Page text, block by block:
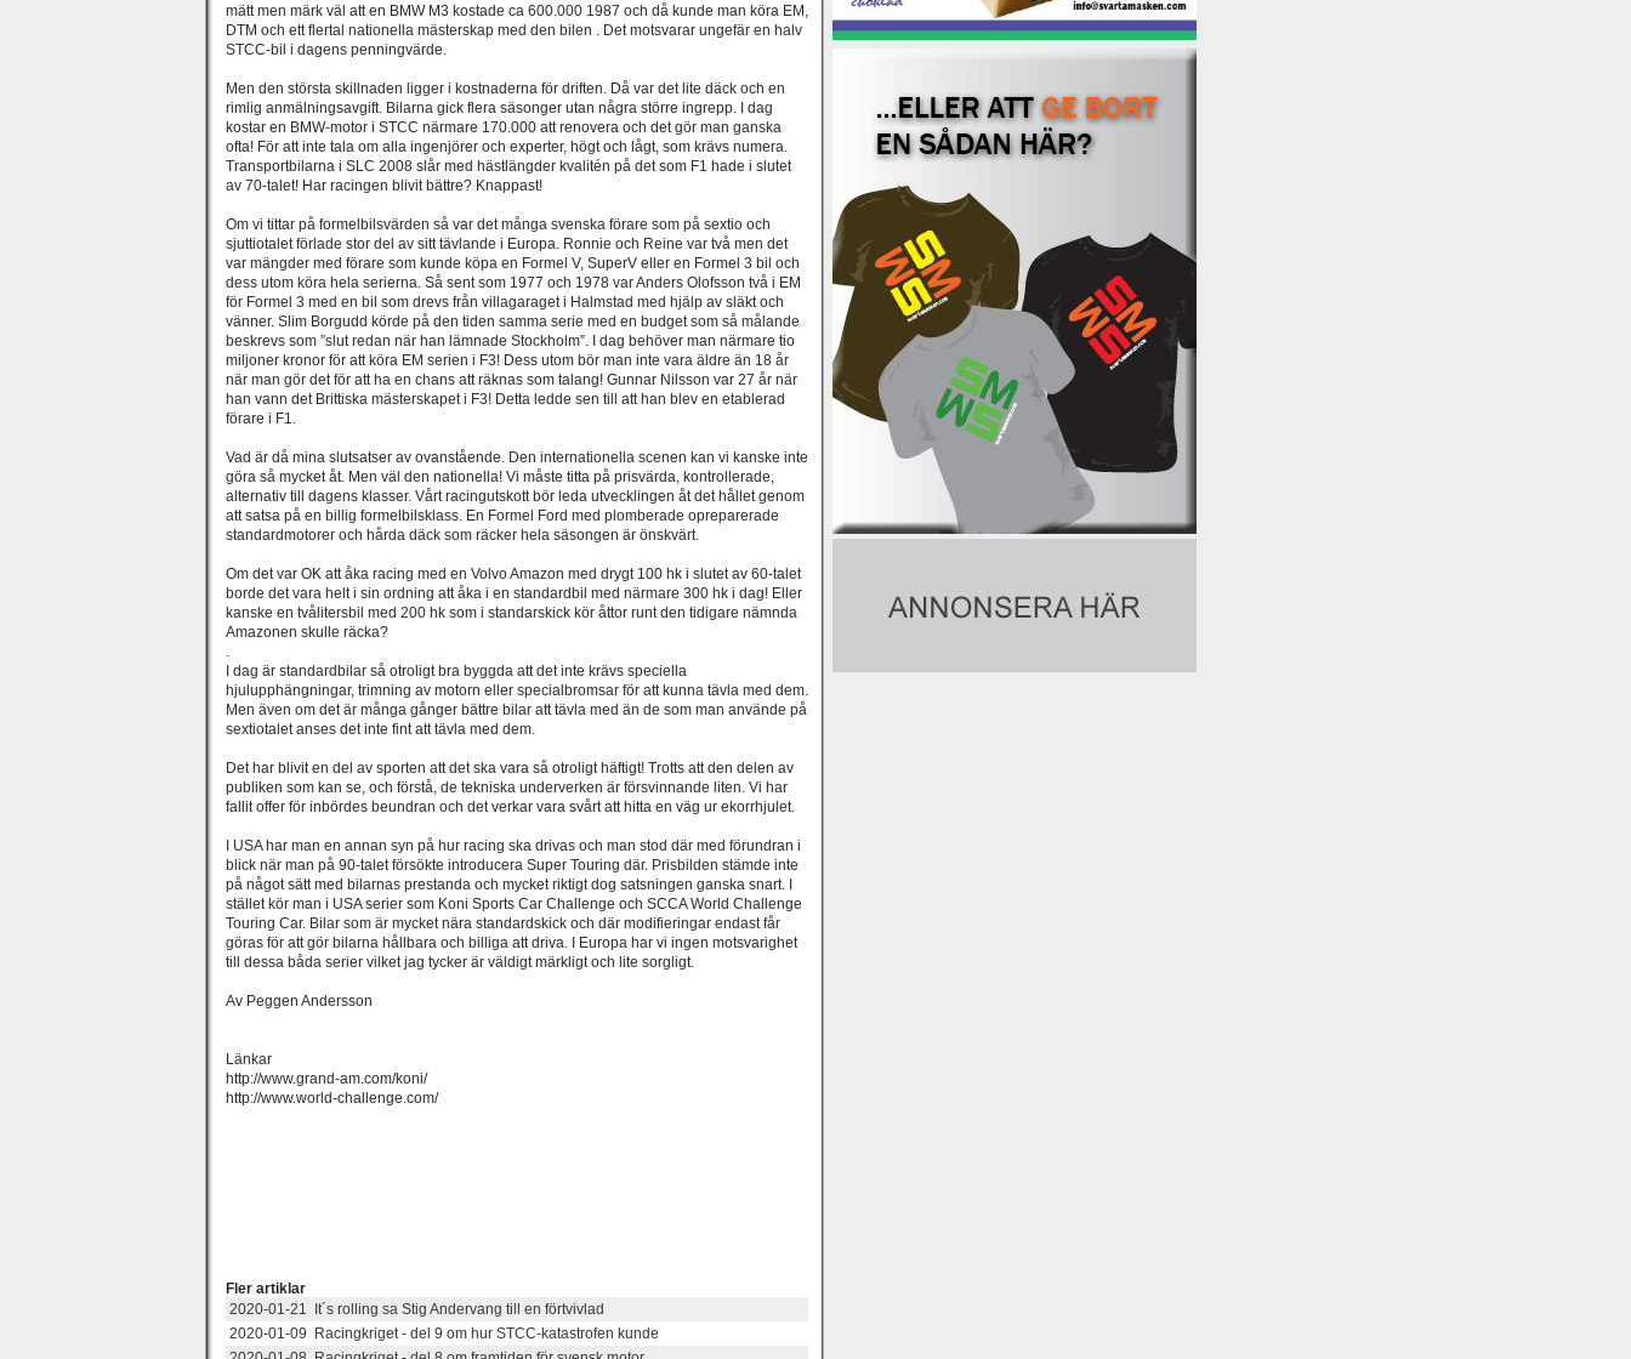
mätt men märk väl att en BMW M3 kostade ca 600.000 1987 och då kunde man köra EM,
DTM och ett flertal nationella mästerskap med den bilen . Det motsvarar ungefär en halv
STCC-bil i dagens penningvärde.
Men den största skillnaden ligger i kostnaderna för driften. Då var det lite däck och en
rimlig anmälningsavgift. Bilarna gick flera säsonger utan några större ingrepp. I dag
kostar en BMW-motor i STCC närmare 170.000 att renovera och det gör man ganska
ofta! För att inte tala om alla ingenjörer och experter, högt och lågt, som krävs numera.
Transportbilarna i SLC 2008 slår med hästlängder kvalitén på det som F1 hade i slutet
av 70-talet! Har racingen blivit bättre? Knappast!
Om vi tittar på formelbilsvärden så var det många svenska förare som på sextio och
sjuttiotalet förlade stor del av sitt tävlande i Europa. Ronnie och Reine var två men det
var mängder med förare som kunde köpa en Formel V, SuperV eller en Formel 3 bil och
dess utom köra hela serierna. Så sent som 1977 och 1978 var Anders Olofsson två i EM
för Formel 3 med en bil som drevs från villagaraget i Halmstad med hjälp av släkt och
vänner. Slim Borgudd körde på den tiden samma serie med en budget som så målande
beskrevs som ”slut redan när han lämnade Stockholm”. I dag behöver man närmare tio
miljoner kronor för att köra EM serien i F3! Dess utom bör man inte vara äldre än 18 år
när man gör det för att ha en chans att räknas som talang! Gunnar Nilsson var 27 år när
han vann det Brittiska mästerskapet i F3! Detta ledde sen till att han blev en etablerad
förare i F1.
Vad är då mina slutsatser av ovanstående. Den internationella scenen kan vi kanske inte
göra så mycket åt. Men väl den nationella! Vi måste titta på prisvärda, kontrollerade,
alternativ till dagens klasser. Vårt racingutskott bör leda utvecklingen åt det hållet genom
att satsa på en billig formelbilsklass. En Formel Ford med plomberade opreparerade
standardmotorer och hårda däck som räcker hela säsongen är önskvärt.
Om det var OK att åka racing med en Volvo Amazon med drygt 100 hk i slutet av 60-talet
borde det vara helt i sin ordning att åka i en standardbil med närmare 300 hk i dag! Eller
kanske en tvålitersbil med 200 hk som i standarskick kör åttor runt den tidigare nämnda
Amazonen skulle räcka?
I dag är standardbilar så otroligt bra byggda att det inte krävs speciella
hjulupphängningar, trimning av motorn eller specialbromsar för att kunna tävla med dem.
Men även om det är många gånger bättre bilar att tävla med än de som man använde på
sextiotalet anses det inte fint att tävla med dem.
Det har blivit en del av sporten att det ska vara så otroligt häftigt! Trotts att den delen av
publiken som kan se, och förstå, de tekniska underverken är försvinnande liten. Vi har
fallit offer för inbördes beundran och det verkar vara svårt att hitta en väg ur ekorrhjulet.
I USA har man en annan syn på hur racing ska drivas och man stod där med förundran i
blick när man på 90-talet försökte introducera Super Touring där. Prisbilden stämde inte
på något sätt med bilarnas prestanda och mycket riktigt dog satsningen ganska snart. I
stället kör man i USA serier som Koni Sports Car Challenge och SCCA World Challenge
Touring Car. Bilar som är mycket nära standardskick och där modifieringar endast får
göras för att gör bilarna hållbara och billiga att driva. I Europa har vi ingen motsvarighet
till dessa båda serier vilket jag tycker är väldigt märkligt och lite sorgligt.
Av Peggen Andersson
Länkar
http://www.grand-am.com/koni/
http://www.world-challenge.com/
Fler artiklar
2020-01-21 It´s rolling sa Stig Andervang till en förtvivlad
2020-01-09 Racingkriget - del 9 om hur STCC-katastrofen kunde